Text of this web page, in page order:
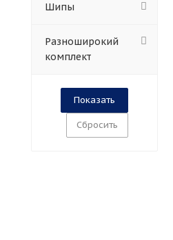
Шипы
Разноширокий
комплект
Сбросить